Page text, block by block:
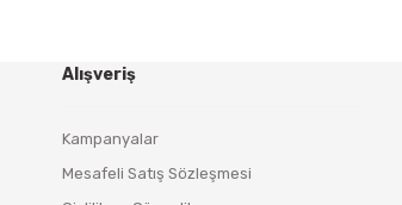
Alışveriş
Kampanyalar
Mesafeli Satış Sözleşmesi